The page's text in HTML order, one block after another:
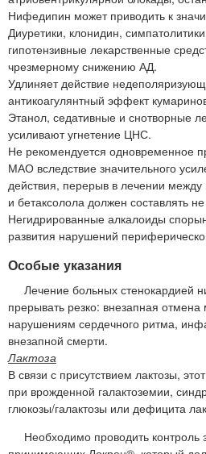
Нифедипин может приводить к
Диуретики, клонидин,
гипотензивные лекарственные
чрезмерному снижению АД.
Удлиняет действие
антикоагулянтный эффект
Этанол, седативные и снотворные
усиливают угнетение ЦНС.
Не рекомендуется одновременное
МАО вследствие значительного
действия, перерыв в лечении
и бетаксолола должен составлять
Негидрированные алкалоиды
развития нарушений
Особые указания
Лечение больных стенокардией
прерывать резко: внезапная
нарушениям сердечного ритма,
внезапной смерти.
Лактоза
В связи с присутствием лактозы,
при врожденной галактоземии,
глюкозы/галактозы или дефицита
Необходимо проводить контроль